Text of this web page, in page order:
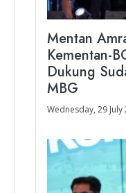
Mentan
Kementan-
Dukung
MBG
Wednesday, 29 July